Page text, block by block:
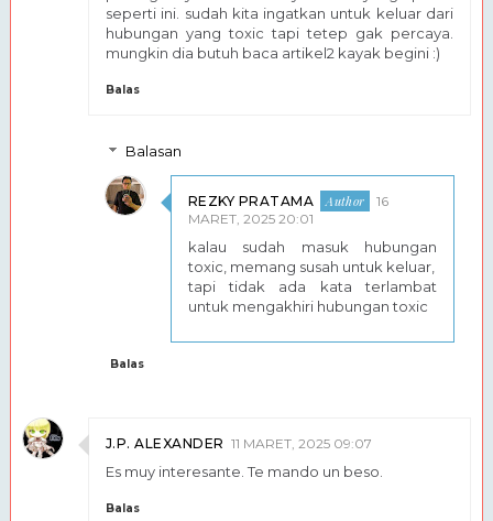
seperti ini. sudah kita ingatkan untuk keluar dari
hubungan yang toxic tapi tetep gak percaya.
mungkin dia butuh baca artikel2 kayak begini :)
Balas
Balasan
REZKY PRATAMA
16
MARET, 2025 20:01
kalau sudah masuk hubungan
toxic, memang susah untuk keluar,
tapi tidak ada kata terlambat
untuk mengakhiri hubungan toxic
Balas
J.P. ALEXANDER 11 MARET, 2025 09:07
Es muy interesante. Te mando un beso.
Balas